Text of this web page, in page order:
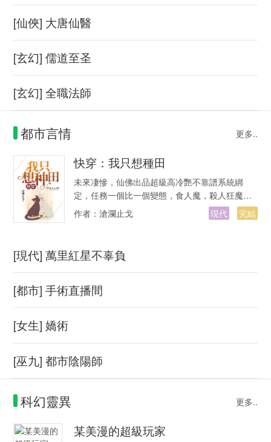
[仙俠] 大唐仙醫
[玄幻] 儒道至圣
[玄幻] 全職法師
都市言情 更多..
快穿：我只想種田
未來凄慘，仙佛出品超級高冷艷不靠譜系統綁
定，任務一個比一個變態，食人魔，殺人狂魔，
割臉狂人，豪門詭計、盜墓冒險、末世危機…
作者： 滄瀾止戈 現代 完結
[現代] 萬里紅星不辜負
[都市] 手術直播間
[女生] 嬌術
[巫九] 都市陰陽師
科幻靈異 更多..
某美漫的超級玩家